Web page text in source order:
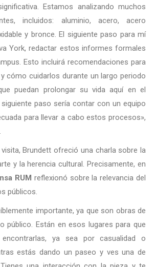
Estamos analizando muchos
incluidos: aluminio, acero, acero
y bronce. El siguiente paso para mí
York, redactar estos informes formales
Esto incluirá recomendaciones para
cómo cuidarlos durante un largo periodo
puedan prolongar su vida aquí en el
paso sería contar con un equipo
para llevar a cabo estos procesos»,
Brundett ofreció una charla sobre la
y la herencia cultural. Precisamente, en
RUM reflexionó sobre la relevancia del
públicos.
importante, ya que son obras de
público. Están en esos lugares para que
encontrarlas, ya sea por casualidad o
estás dando un paseo y ves una de